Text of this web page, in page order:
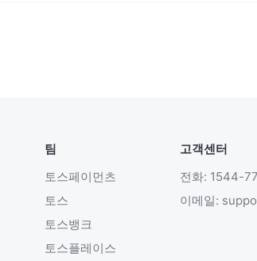
팀
토스페이먼츠
토스
토스뱅크
토스플레이스
고객센터
전화: 1544-
이메일: